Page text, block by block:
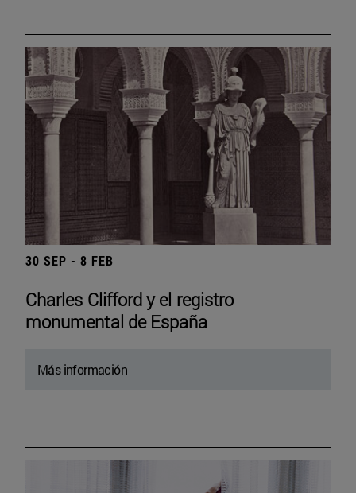
30 SEP - 8 FEB
Charles Clifford y el registro
monumental de España
Más información